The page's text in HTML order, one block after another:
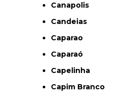
Canapolis
Candeias
Caparao
Caparaó
Capelinha
Capim Branco